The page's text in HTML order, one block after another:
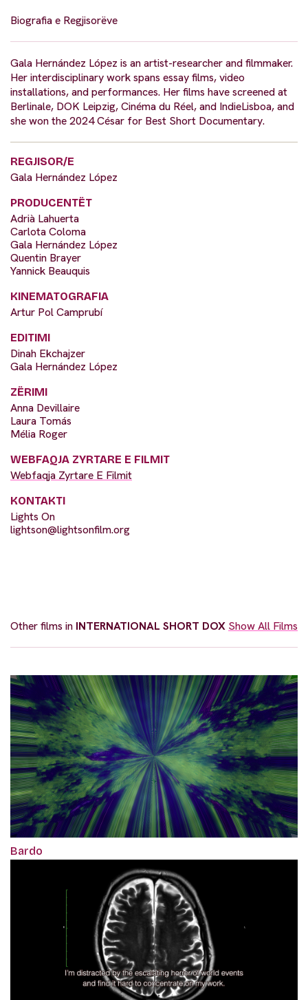
Biografia e Regjisorëve
Gala Hernández López is an artist-researcher and filmmaker.
Her interdisciplinary work spans essay films, video
installations, and performances. Her films have screened at
Berlinale, DOK Leipzig, Cinéma du Réel, and IndieLisboa, and
she won the 2024 César for Best Short Documentary.
REGJISOR/E
Gala Hernández López
PRODUCENTËT
Adrià Lahuerta
Carlota Coloma
Gala Hernández López
Quentin Brayer
Yannick Beauquis
KINEMATOGRAFIA
Artur Pol Camprubí
EDITIMI
Dinah Ekchajzer
Gala Hernández López
ZËRIMI
Anna Devillaire
Laura Tomás
Mélia Roger
WEBFAQJA ZYRTARE E FILMIT
Webfaqja Zyrtare E Filmit
KONTAKTI
Lights On
lightson@lightsonfilm.org
Other films in INTERNATIONAL SHORT DOX Show All Films
Bardo